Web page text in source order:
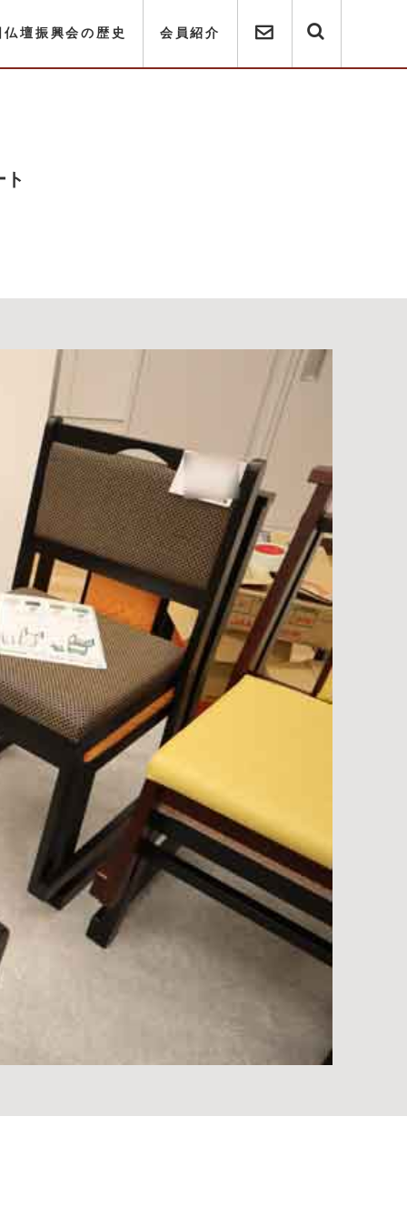
仏壇振興会の歴史 会員紹介